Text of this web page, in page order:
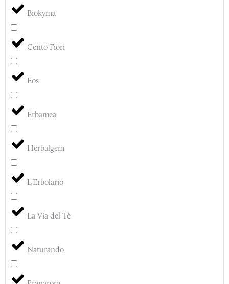
Biokyma
Cento Fiori
Eos
Erbamea
Herbalgem
L'Erbolario
La Via del Tè
Naturando